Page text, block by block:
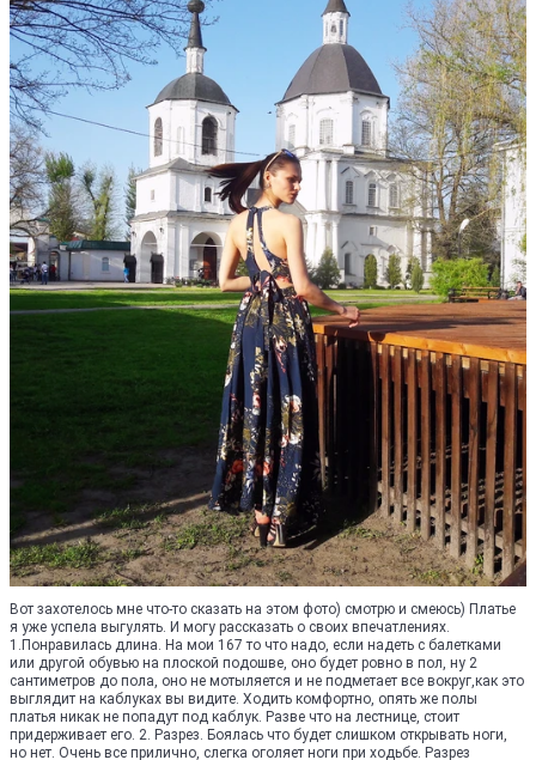
Вот захотелось мне что-то сказать на этом фото) смотрю и смеюсь) Платье
я уже успела выгулять. И могу рассказать о своих впечатлениях.
1.Понравилась длина. На мои 167 то что надо, если надеть с балетками
или другой обувью на плоской подошве, оно будет ровно в пол, ну 2
сантиметров до пола, оно не мотыляется и не подметает все вокруг,как это
выглядит на каблуках вы видите. Ходить комфортно, опять же полы
платья никак не попадут под каблук. Разве что на лестнице, стоит
придерживает его. 2. Разрез. Боялась что будет слишком открывать ноги,
но нет. Очень все прилично, слегка оголяет ноги при ходьбе. Разрез